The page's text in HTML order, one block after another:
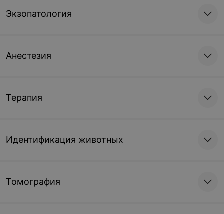
Экзопатология
Анестезия
Терапия
Идентификация животных
Томография